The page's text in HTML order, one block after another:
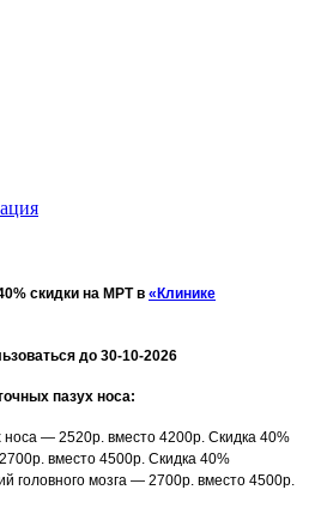
скидки на МРТ в «Клинике
до 30-10-2026
пазух носа:
— 2520р. вместо 4200р. Скидка 40%
вместо 4500р. Скидка 40%
головного мозга — 2700р. вместо 4500р.